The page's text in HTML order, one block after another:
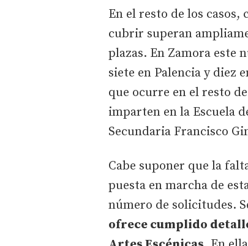
En el resto de los
cubrir superan
plazas. En Zamora este
siete en Palencia y diez
que ocurre en el resto
imparten en la Escuela
Secundaria Francisco
Cabe suponer que la
puesta en marcha de
número de solicitudes.
ofrece cumplido